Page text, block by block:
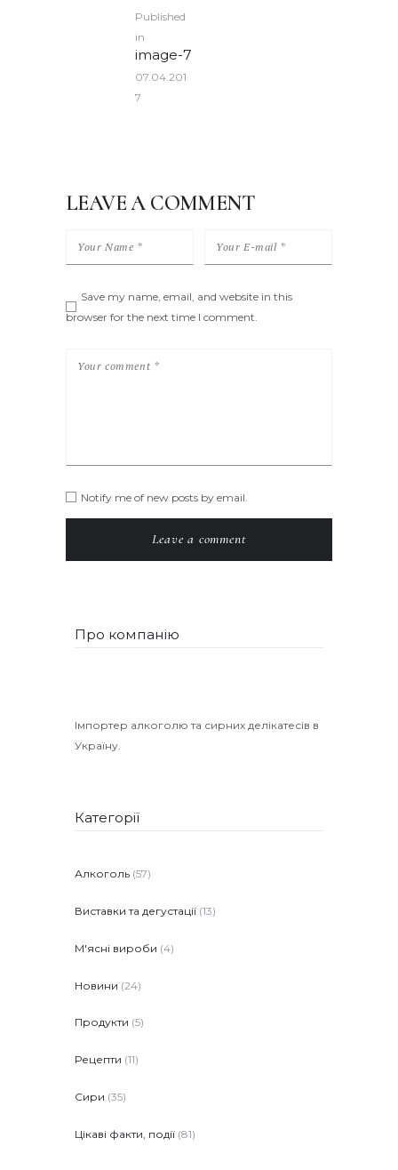
NAVIGATION
Published
in
post:
image-7
07.04.201
7
LEAVE A COMMENT
Save my name, email, and website in this
browser for the next time I comment.
Notify me of new posts by email.
Про компанію
Імпортер алкоголю та сирних делікатесів в
Україну.
Категорії
Алкоголь (57)
Виставки та дегустації (13)
М'ясні вироби (4)
Новини (24)
Продукти (5)
Рецепти (11)
Сири (35)
Цікаві факти, події (81)